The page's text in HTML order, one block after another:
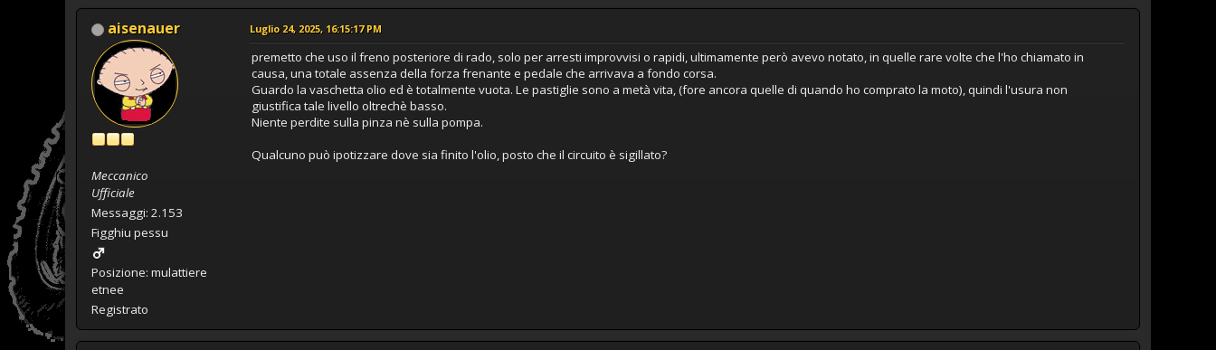
aisenauer
Meccanico
Ufficiale
Messaggi: 2.153
Figghiu pessu
Posizione: mulattiere
etnee
Registrato
Luglio 24, 2025, 16:15:17 PM
premetto che uso il freno posteriore di rado, solo per arresti improvvisi o rapidi, ultimamente però avevo notato, in quelle rare volte che l'ho chiamato in
causa, una totale assenza della forza frenante e pedale che arrivava a fondo corsa.
Guardo la vaschetta olio ed è totalmente vuota. Le pastiglie sono a metà vita, (fore ancora quelle di quando ho comprato la moto), quindi l'usura non
giustifica tale livello oltrechè basso.
Niente perdite sulla pinza nè sulla pompa.
Qualcuno può ipotizzare dove sia finito l'olio, posto che il circuito è sigillato?